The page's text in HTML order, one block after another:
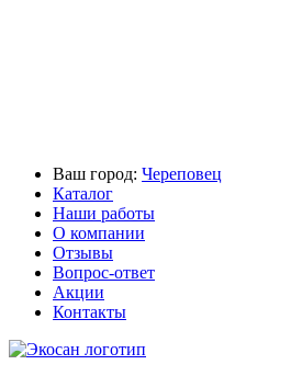
Ваш город: Череповец
Каталог
Наши работы
О компании
Отзывы
Вопрос-ответ
Акции
Контакты